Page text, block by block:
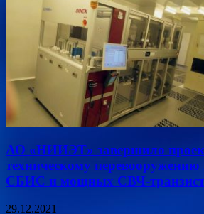
АО «НИИЭТ» завершило
техническому перевооружению
СБИС и мощных СВЧ-
29.12.2021